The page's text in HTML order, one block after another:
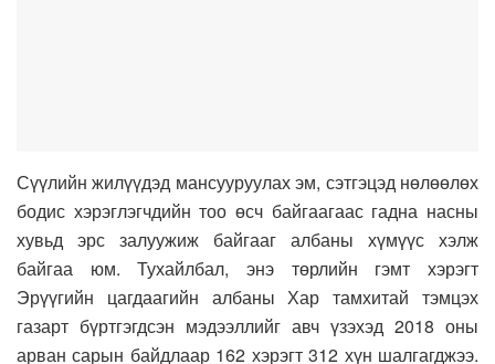
Сүүлийн жилүүдэд мансууруулах эм, сэтгэцэд нөлөөлөх
бодис хэрэглэгчдийн тоо өсч байгаагаас гадна насны
хувьд эрс залуужиж байгааг албаны хүмүүс хэлж
байгаа юм. Тухайлбал, энэ төрлийн гэмт хэрэгт
Эрүүгийн цагдаагийн албаны Хар тамхитай тэмцэх
газарт бүртгэгдсэн мэдээллийг авч үзэхэд 2018 оны
арван сарын байдлаар 162 хэрэгт 312 хүн шалгагджээ.